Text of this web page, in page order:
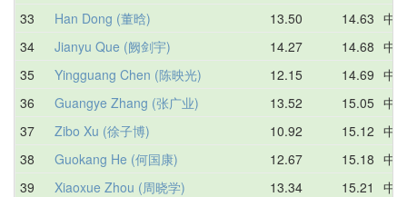
33
Han Dong (董晗) 13.50 14.63 中
34
Jianyu Que (阙剑宇) 14.27 14.68 中
35
Yingguang Chen (陈映光) 12.15 14.69 中
36
Guangye Zhang (张广业) 13.52 15.05 中
37
Zibo Xu (徐子博) 10.92 15.12 中
38
Guokang He (何国康) 12.67 15.18 中
39
Xiaoxue Zhou (周晓学) 13.34 15.21
中